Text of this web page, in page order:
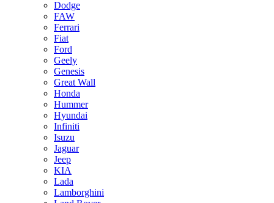
Dodge
FAW
Ferrari
Fiat
Ford
Geely
Genesis
Great Wall
Honda
Hummer
Hyundai
Infiniti
Isuzu
Jaguar
Jeep
KIA
Lada
Lamborghini